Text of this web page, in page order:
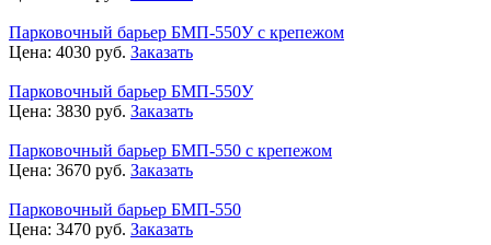
Парковочный барьер БМП-550У с крепежом
Цена: 4030 руб. Заказать
Парковочный барьер БМП-550У
Цена: 3830 руб. Заказать
Парковочный барьер БМП-550 с крепежом
Цена: 3670 руб. Заказать
Парковочный барьер БМП-550
Цена: 3470 руб. Заказать